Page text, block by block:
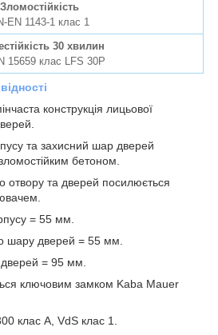
Зломостійкість
EN 1143-1 клас 1
30 хвилин
15659 клас LFS 30P
конструкція лицьової
та захисний шар дверей
бетоном.
отвору та дверей посилюється
= 55 мм.
шару дверей = 55 мм.
= 95 мм.
ключовим замком Kaba Mauer
клас A, VdS клас 1.